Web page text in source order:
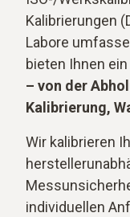
Kalibrierungen
Labore
bieten Ihnen
– von der
Kalibrierung,
Wir kalibrieren
individuellen